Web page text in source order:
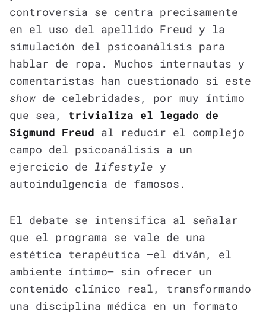
controversia se centra precisamente
en el uso del apellido Freud y la
simulación del psicoanálisis para
hablar de ropa. Muchos internautas y
comentaristas han cuestionado si este
show de celebridades, por muy íntimo
que sea, trivializa el legado de
Sigmund Freud al reducir el complejo
campo del psicoanálisis a un
ejercicio de lifestyle y
autoindulgencia de famosos.
El debate se intensifica al señalar
que el programa se vale de una
estética terapéutica —el diván, el
ambiente íntimo— sin ofrecer un
contenido clínico real, transformando
una disciplina médica en un formato